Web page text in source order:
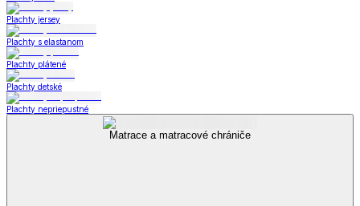
Plachty jersey
Plachty s elastanom
Plachty plátené
Plachty detské
Plachty nepriepustné
Matrace a matracové chrániče